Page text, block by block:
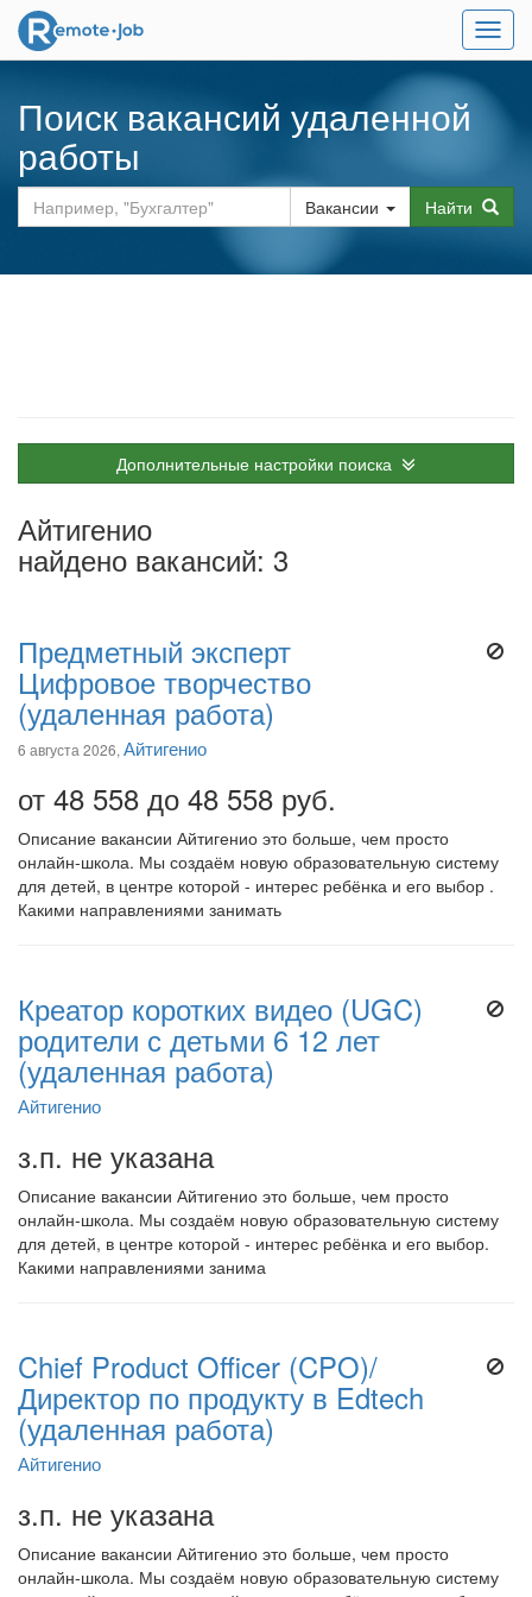
Меню
Поиск вакансий удаленной
работы
Вакансии Найти
Дополнительные настройки поиска
Айтигенио
найдено вакансий: 3
Предметный эксперт
Цифровое творчество
(удаленная работа)
6 августа 2026, Айтигенио
от 48 558 до 48 558 руб.
Описание вакансии Айтигенио это больше, чем просто
онлайн-школа. Мы создаём новую образовательную систему
для детей, в центре которой - интерес ребёнка и его выбор .
Какими направлениями занимать
Креатор коротких видео (UGC)
родители с детьми 6 12 лет
(удаленная работа)
Айтигенио
з.п. не указана
Описание вакансии Айтигенио это больше, чем просто
онлайн-школа. Мы создаём новую образовательную систему
для детей, в центре которой - интерес ребёнка и его выбор.
Какими направлениями занима
Chief Product Officer (CPO)/
Директор по продукту в Edtech
(удаленная работа)
Айтигенио
з.п. не указана
Описание вакансии Айтигенио это больше, чем просто
онлайн-школа. Мы создаём новую образовательную систему